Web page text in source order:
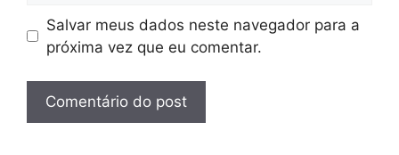
Salvar meus dados neste navegador para a
próxima vez que eu comentar.